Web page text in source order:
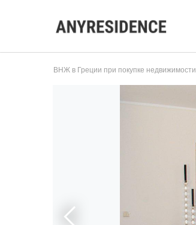
ВНЖ в Греции при покупке недвижимости